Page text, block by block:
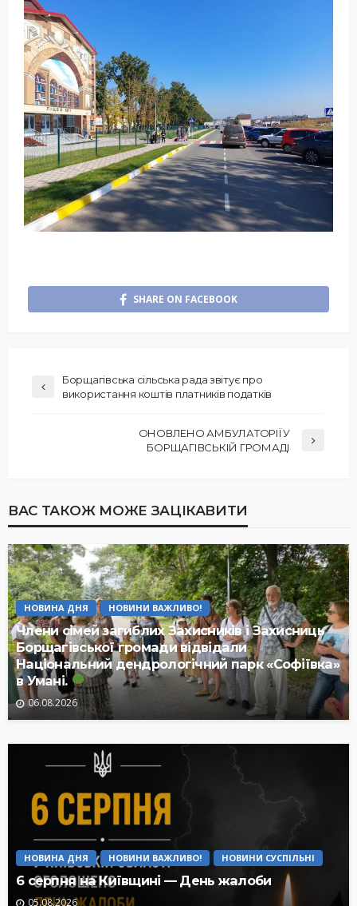
SHARE ON FACEBOOK
Борщагівська сільська рада звітує про
використання коштів платників податків
ОНОВЛЕНО АМБУЛАТОРІЇ У
БОРЩАГІВСЬКІЙ ГРОМАДІ
ВАС ТАКОЖ МОЖЕ ЗАЦІКАВИТИ
НОВИНА ДНЯ НОВИНИ ВАЖЛИВО!
Члени сімей загиблих Захисників і Захисниць
Борщагівської громади відвідали
Національний дендрологічний парк «Софіївка»
в Умані.
06.08.2026
НОВИНА ДНЯ НОВИНИ ВАЖЛИВО! НОВИНИ СУСПІЛЬНІ
6 серпня на Київщині — День жалоби
05.08.2026